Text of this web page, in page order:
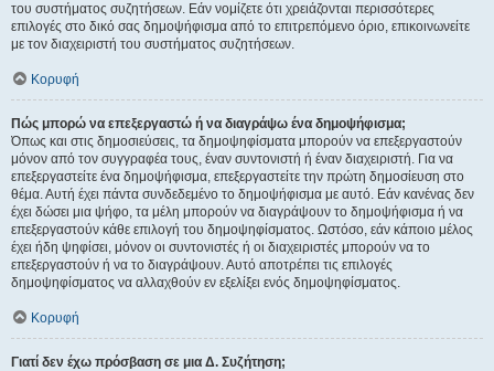
του συστήματος συζητήσεων. Εάν νομίζετε ότι χρειάζονται περισσότερες
επιλογές στο δικό σας δημοψήφισμα από το επιτρεπόμενο όριο, επικοινωνείτε
με τον διαχειριστή του συστήματος συζητήσεων.
Κορυφή
Πώς μπορώ να επεξεργαστώ ή να διαγράψω ένα δημοψήφισμα;
Όπως και στις δημοσιεύσεις, τα δημοψηφίσματα μπορούν να επεξεργαστούν
μόνον από τον συγγραφέα τους, έναν συντονιστή ή έναν διαχειριστή. Για να
επεξεργαστείτε ένα δημοψήφισμα, επεξεργαστείτε την πρώτη δημοσίευση στο
θέμα. Αυτή έχει πάντα συνδεδεμένο το δημοψήφισμα με αυτό. Εάν κανένας δεν
έχει δώσει μια ψήφο, τα μέλη μπορούν να διαγράψουν το δημοψήφισμα ή να
επεξεργαστούν κάθε επιλογή του δημοψηφίσματος. Ωστόσο, εάν κάποιο μέλος
έχει ήδη ψηφίσει, μόνον οι συντονιστές ή οι διαχειριστές μπορούν να το
επεξεργαστούν ή να το διαγράψουν. Αυτό αποτρέπει τις επιλογές
δημοψηφίσματος να αλλαχθούν εν εξελίξει ενός δημοψηφίσματος.
Κορυφή
Γιατί δεν έχω πρόσβαση σε μια Δ. Συζήτηση;